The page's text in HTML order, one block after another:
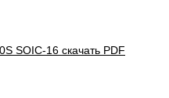
SOIC-16 скачать PDF